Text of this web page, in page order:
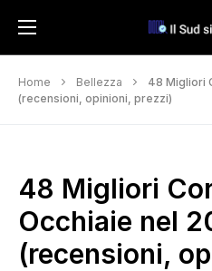
Home Bellezza
48 Migliori
(recensioni, opinioni, prezzi)
48 Migliori
Occhiaie nel
(recensioni,